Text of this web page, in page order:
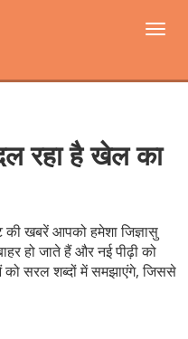
टॉगल
रहा है खेल का
की खबरें आपको हमेशा जिज्ञासु
हो जाते हैं और नई पीढ़ी को
सरल शब्दों में समझाएंगे, जिससे